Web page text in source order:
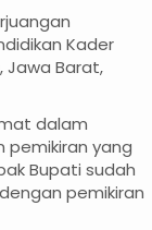
Kader
Jawa Barat,
dalam
pemikiran yang
Bupati sudah
pemikiran